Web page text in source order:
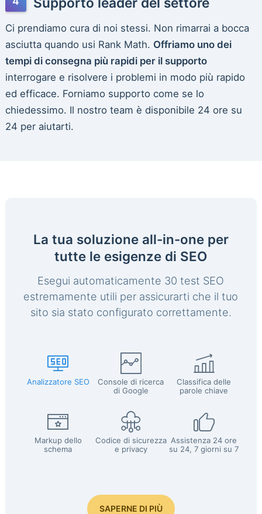
Ci prendiamo cura di noi stessi. Non rimarrai a bocca
asciutta quando usi Rank Math. Offriamo uno dei
tempi di consegna più rapidi per il supporto
interrogare e risolvere i problemi in modo più rapido
ed efficace. Forniamo supporto come se lo
chiedessimo. Il nostro team è disponibile 24 ore su
24 per aiutarti.
La tua soluzione all-in-one per
tutte le esigenze di SEO
Esegui automaticamente 30 test SEO
estremamente utili per assicurarti che il tuo
sito sia stato configurato correttamente.
Analizzatore SEO
Console di ricerca
di Google
Classifica delle
parole chiave
Markup dello
schema
Codice di sicurezza
e privacy
Assistenza 24 ore
su 24, 7 giorni su 7
SAPERNE DI PIÙ